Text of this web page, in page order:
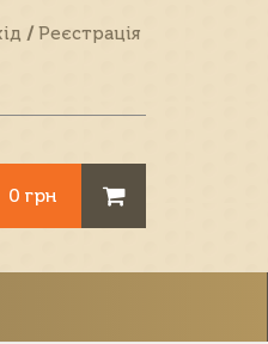
/ Реєстрація
0 грн